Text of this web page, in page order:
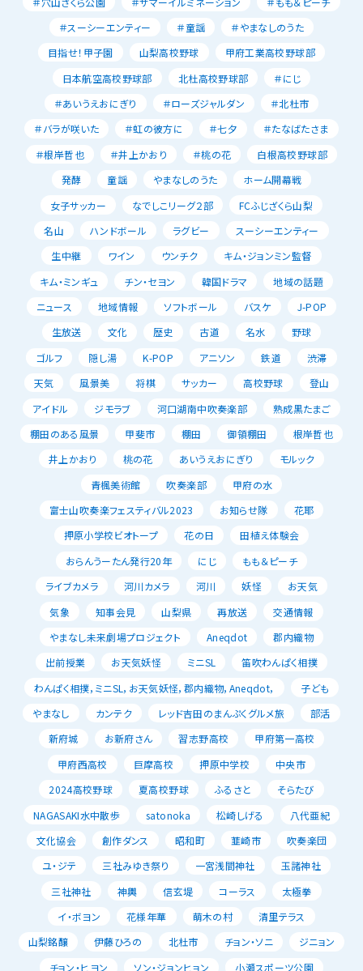
＃スーシーエンティー
＃童謡
＃やまなしのうた
目指せ！甲子園
山梨高校野球
甲府工業高校野球部
日本航空高校野球部
北杜高校野球部
＃にじ
＃あいうえおにぎり
＃ローズジャルダン
＃北杜市
＃バラが咲いた
＃虹の彼方に ＃七夕
＃たなばたさま
＃根岸哲也
＃井上かおり ＃桃の花
白根高校野球部
発酵
童謡 やまなしのうた
ホーム開幕戦
女子サッカー
なでしこリーグ２部
FCふじざくら山梨
名山
ハンドボール ラグビー
スーシーエンティー
生中継
ワイン ウンチク
キム・ジョンミン監督
キム・ミンギュ
チン・セヨン 韓国ドラマ
地域の話題
ニュース
地域情報 ソフトボール バスケ
J-POP
生放送
文化 歴史 古道 名水
野球
ゴルフ
隠し湯 K-POP アニソン 鉄道
渋滞
天気
風景美 将棋 サッカー 高校野球
登山
アイドル
ジモラブ 河口湖南中吹奏楽部
熟成黒たまご
棚田のある風景
甲斐市 棚田 御領棚田
根岸哲也
井上かおり
桃の花 あいうえおにぎり
モルック
青楓美術館
吹奏楽部
甲府の水
富士山吹奏楽フェスティバル2023
お知らせ隊
花耶
押原小学校ビオトープ
花の日
田植え体験会
おらんうーたん発行20年
にじ
もも＆ピーチ
ライブカメラ
河川カメラ 河川 妖怪
お天気
気象
知事会見 山梨県 再放送
交通情報
やまなし未来劇場プロジェクト
Aneqdot
郡内織物
出前授業
お天気妖怪 ミニSL
笛吹わんぱく相撲
わんぱく相撲，ミニSL，お天気妖怪，郡内織物，Aneqdot，
子ども
やまなし
カンテク レッド吉田のまんぷくグルメ旅
部活
新府城
お新府さん 習志野高校
甲府第一高校
甲府西高校
巨摩高校 押原中学校
中央市
2024高校野球
夏高校野球 ふるさと
そらたび
NAGASAKI水中散歩
satonoka 松崎しげる
八代亜紀
文化協会
創作ダンス 昭和町 韮崎市
吹奏楽団
ユ・ジテ
三社みゆき祭り 一宮浅間神社
玉諸神社
三社神社
神輿 信玄堤 コーラス
太極拳
イ・ボヨン
花様年華 萌木の村
清里テラス
山梨銘醸
伊藤ひろの 北杜市 チョン・ソニ
ジニョン
チョン・ヒヨン
ソン・ジョンヒョン 小瀬スポーツ公園